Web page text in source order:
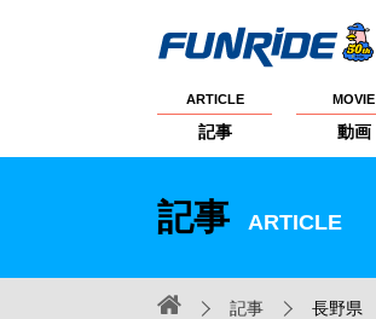
ARTICLE
記事
MOVIE
動画
記事 ARTICLE
記事 長野県